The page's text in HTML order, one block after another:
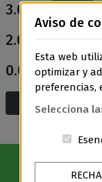
3.00€
2.00€
0.00€
Aviso de
Esta web
optimizar y
preferencias,
Selecciona